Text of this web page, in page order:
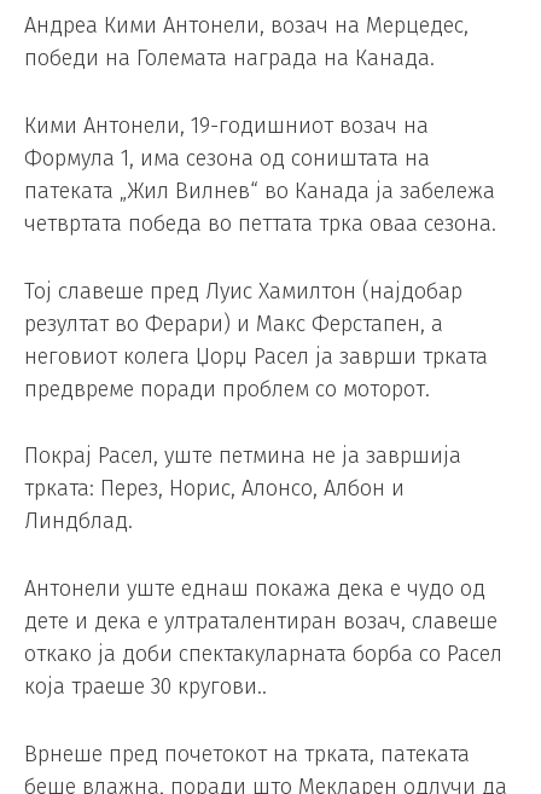
Андреа Кими Антонели, возач на Мерцедес,
победи на Големата награда на Канада.
Кими Антонели, 19-годишниот возач на
Формула 1, има сезона од соништата на
патеката „Жил Вилнев“ во Канада ја забележа
четвртата победа во петтата трка оваа сезона.
Тој славеше пред Луис Хамилтон (најдобар
резултат во Ферари) и Макс Ферстапен, а
неговиот колега Џорџ Расел ја заврши трката
предвреме поради проблем со моторот.
Покрај Расел, уште петмина не ја завршија
трката: Перез, Норис, Алонсо, Албон и
Линдблад.
Антонели уште еднаш покажа дека е чудо од
дете и дека е ултраталентиран возач, славеше
откако ја доби спектакуларната борба со Расел
која траеше 30 кругови..
Врнеше пред почетокот на трката, патеката
беше влажна, поради што Мекларен одлучи да